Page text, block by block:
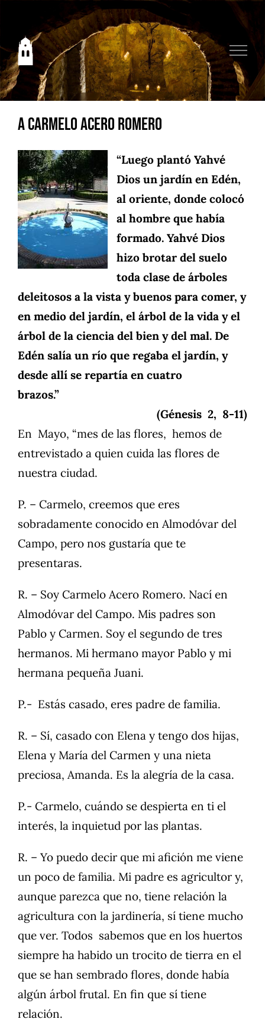
contenido
A Carmelo Acero Romero
“Luego plantó Yahvé
Dios un jardín en Edén,
al oriente, donde colocó
al hombre que había
formado. Yahvé Dios
hizo brotar del suelo
toda clase de árboles
deleitosos a la vista y buenos para comer, y
en medio del jardín, el árbol de la vida y el
árbol de la ciencia del bien y del mal. De
Edén salía un río que regaba el jardín, y
desde allí se repartía en cuatro
(Génesis 2, 8-11)
En Mayo, “mes de las flores, hemos de
entrevistado a quien cuida las flores de
nuestra ciudad.
P. – Carmelo, creemos que eres
sobradamente conocido en Almodóvar del
Campo, pero nos gustaría que te
presentaras.
R. – Soy Carmelo Acero Romero. Nací en
Almodóvar del Campo. Mis padres son
Pablo y Carmen. Soy el segundo de tres
hermanos. Mi hermano mayor Pablo y mi
hermana pequeña Juani.
P.- Estás casado, eres padre de familia.
R. – Sí, casado con Elena y tengo dos hijas,
Elena y María del Carmen y una nieta
preciosa, Amanda. Es la alegría de la casa.
P.- Carmelo, cuándo se despierta en ti el
interés, la inquietud por las plantas.
R. – Yo puedo decir que mi afición me viene
un poco de familia. Mi padre es agricultor y,
aunque parezca que no, tiene relación la
agricultura con la jardinería, sí tiene mucho
que ver. Todos sabemos que en los huertos
siempre ha habido un trocito de tierra en el
que se han sembrado flores, donde había
algún árbol frutal. En fin que sí tiene
relación.